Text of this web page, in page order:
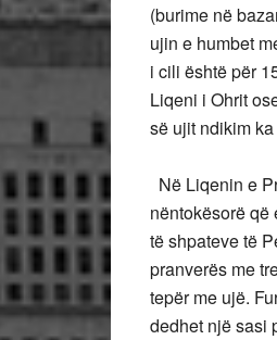
(burime në
ujin e humbet
i cili është për
Liqeni i Ohrit
së ujit ndikim
Në Liqenin e
nëntokësorë që
të shpateve të
pranverës me
tepër me ujë.
dedhet një sasi